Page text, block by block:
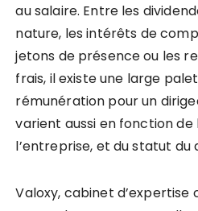
au salaire. Entre les
nature, les intérêts de
jetons de présence ou les
frais, il existe une large
rémunération pour un
varient aussi en fonction
l’entreprise, et du statut du
Valoxy, cabinet